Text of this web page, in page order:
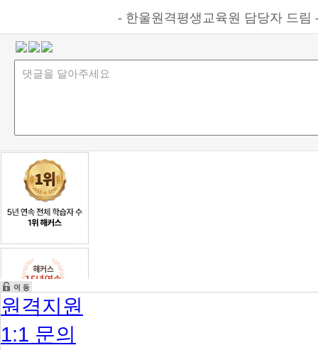
- 한울원격평생교육원 담당자 드림
원격지원
1:1 문의